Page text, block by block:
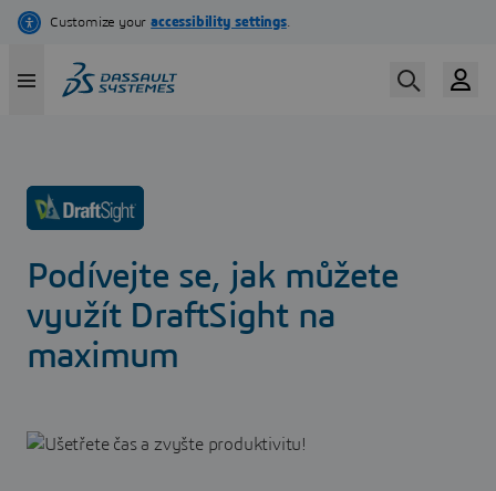
Skip
content
Podívejte se, jak můžete
využít DraftSight na
maximum